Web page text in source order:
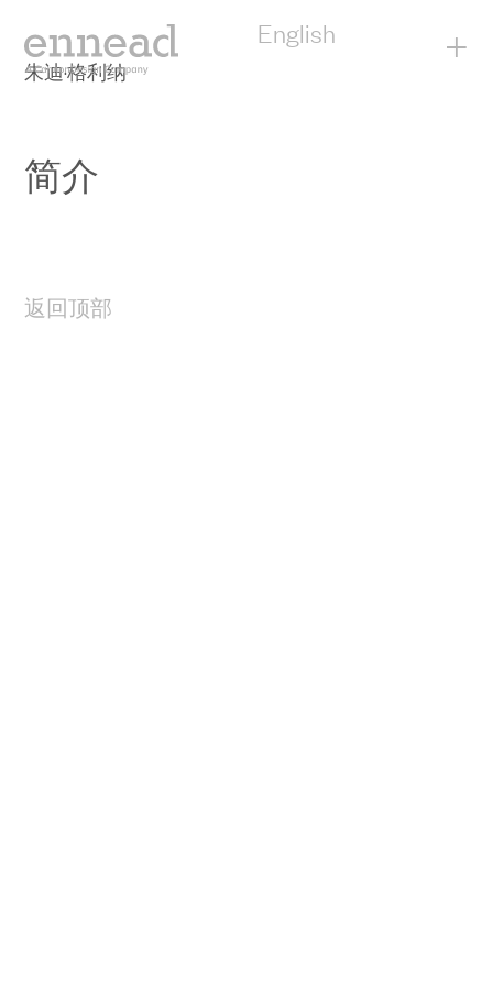
English +
朱迪·格利纳
简介
返回顶部